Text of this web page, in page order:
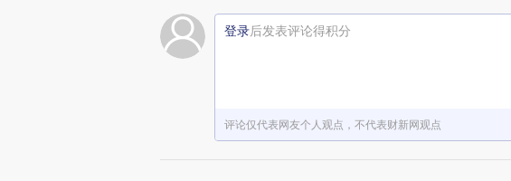
登录后发表评论得积分
评论仅代表网友个人观点，不代表财新网观点